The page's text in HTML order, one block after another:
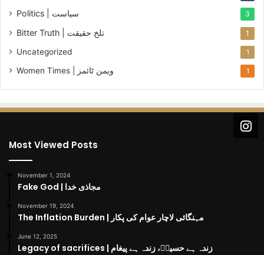
Politics | سیاست 3
Bitter Truth | تلخ حقیقت 1
Uncategorized 1
Women Times | ویمن ٹائمز 1
Most Viewed Posts
November 1, 2024
Fake God | مجاذی خدا
November 19, 2024
The Inflation Burden | مہنگائی لاچار عوام کی پکار
June 12, 2025
Legacy of sacrifices | زندہ ہے حسینؓ، زندہ ہے پیغام